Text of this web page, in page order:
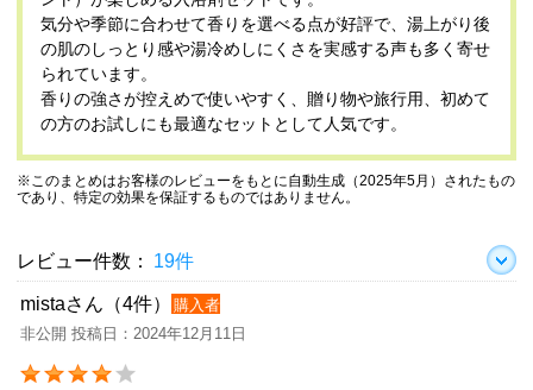
気分や季節に合わせて香りを選べる点が好評で、湯上がり後
の肌のしっとり感や湯冷めしにくさを実感する声も多く寄せ
られています。
香りの強さが控えめで使いやすく、贈り物や旅行用、初めて
の方のお試しにも最適なセットとして人気です。
※このまとめはお客様のレビューをもとに自動生成（2025年5月）されたもの
であり、特定の効果を保証するものではありません。
レビュー件数： 19件
mistaさん（4件）
購入者
非公開 投稿日：2024年12月11日